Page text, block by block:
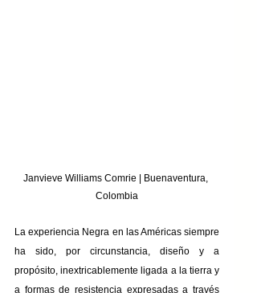
Janvieve Williams Comrie | Buenaventura,
Colombia
La experiencia Negra en las Américas siempre
ha sido, por circunstancia, diseño y a
propósito, inextricablemente ligada a la tierra y
a formas de resistencia expresadas a través